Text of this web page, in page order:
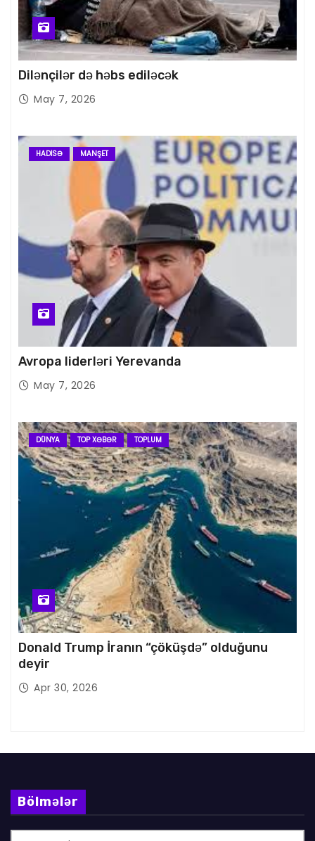
Dilənçilər də həbs ediləcək
May 7, 2026
HADISƏ MANŞET
Avropa liderləri Yerevanda
May 7, 2026
DÜNYA TOP XƏBƏR TOPLUM
Donald Trump İranın “çöküşdə” olduğunu
deyir
Apr 30, 2026
Bölmələr